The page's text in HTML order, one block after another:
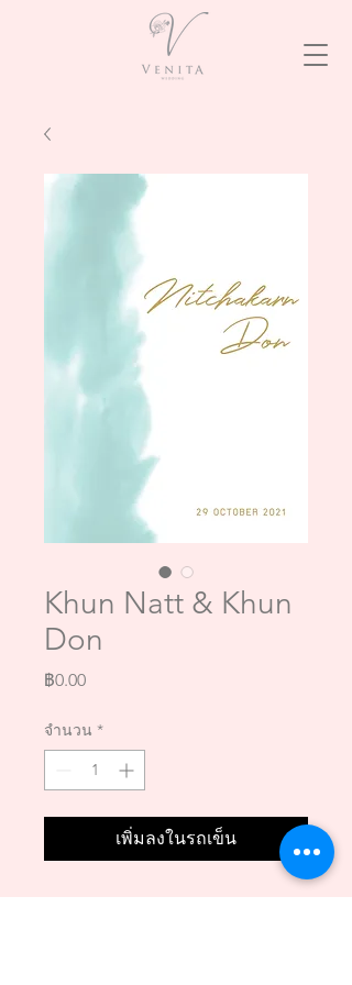
Khun Natt & Khun
Don
฿0.00ราคา
จำนวน *
เพิ่มลงในรถเข็น